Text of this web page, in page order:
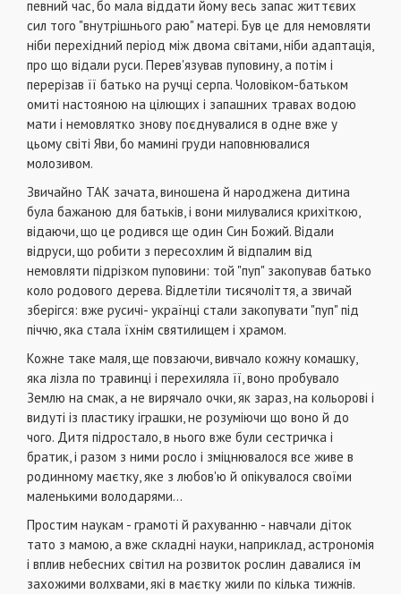
певний час, бо мала віддати йому весь запас життєвих
сил того "внутрішнього раю" матері. Був це для немовляти
ніби перехідний період між двома світами, ніби адаптація,
про що відали руси. Перев'язував пуповину, а потім і
перерізав її батько на ручці серпа. Чоловіком-батьком
омиті настояною на цілющих і запашних травах водою
мати і немовлятко знову поєднувалися в одне вже у
цьому світі Яви, бо мамині груди наповнювалися
молозивом.
Звичайно ТАК зачата, виношена й народжена дитина
була бажаною для батьків, і вони милувалися крихіткою,
відаючи, що це родився ще один Син Божий. Відали
відруси, що робити з пересохлим й відпалим від
немовляти підрізком пуповини: той "пуп" закопував батько
коло родового дерева. Відлетіли тисячоліття, а звичай
зберігся: вже русичі- українці стали закопувати "пуп" під
піччю, яка стала їхнім святилищем і храмом.
Кожне таке маля, ще повзаючи, вивчало кожну комашку,
яка лізла по травинці і перехиляла її, воно пробувало
Землю на смак, а не вирячало очки, як зараз, на кольорові і
видуті із пластику іграшки, не розуміючи що воно й до
чого. Дитя підростало, в нього вже були сестричка і
братик, і разом з ними росло і зміцнювалося все живе в
родинному маєтку, яке з любов'ю й опікувалося своїми
маленькими володарями...
Простим наукам - грамоті й рахуванню - навчали діток
тато з мамою, а вже складні науки, наприклад, астрономія
і вплив небесних світил на розвиток рослин давалися їм
захожими волхвами, які в маєтку жили по кілька тижнів.